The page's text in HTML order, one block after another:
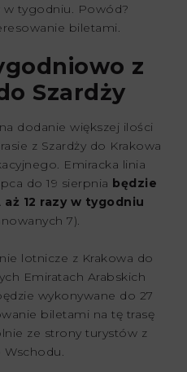
tygodniu. Powód?
biletami.
z
Szardży
dodanie większej ilości
z Szardży do Krakowa
Emiracka linia
do 19 sierpnia będzie
12 razy w tygodniu
7).
lotnicze z Krakowa do
Emiratach Arabskich
wykonywane do 27
biletami na tę trasę
ze strony turystów z